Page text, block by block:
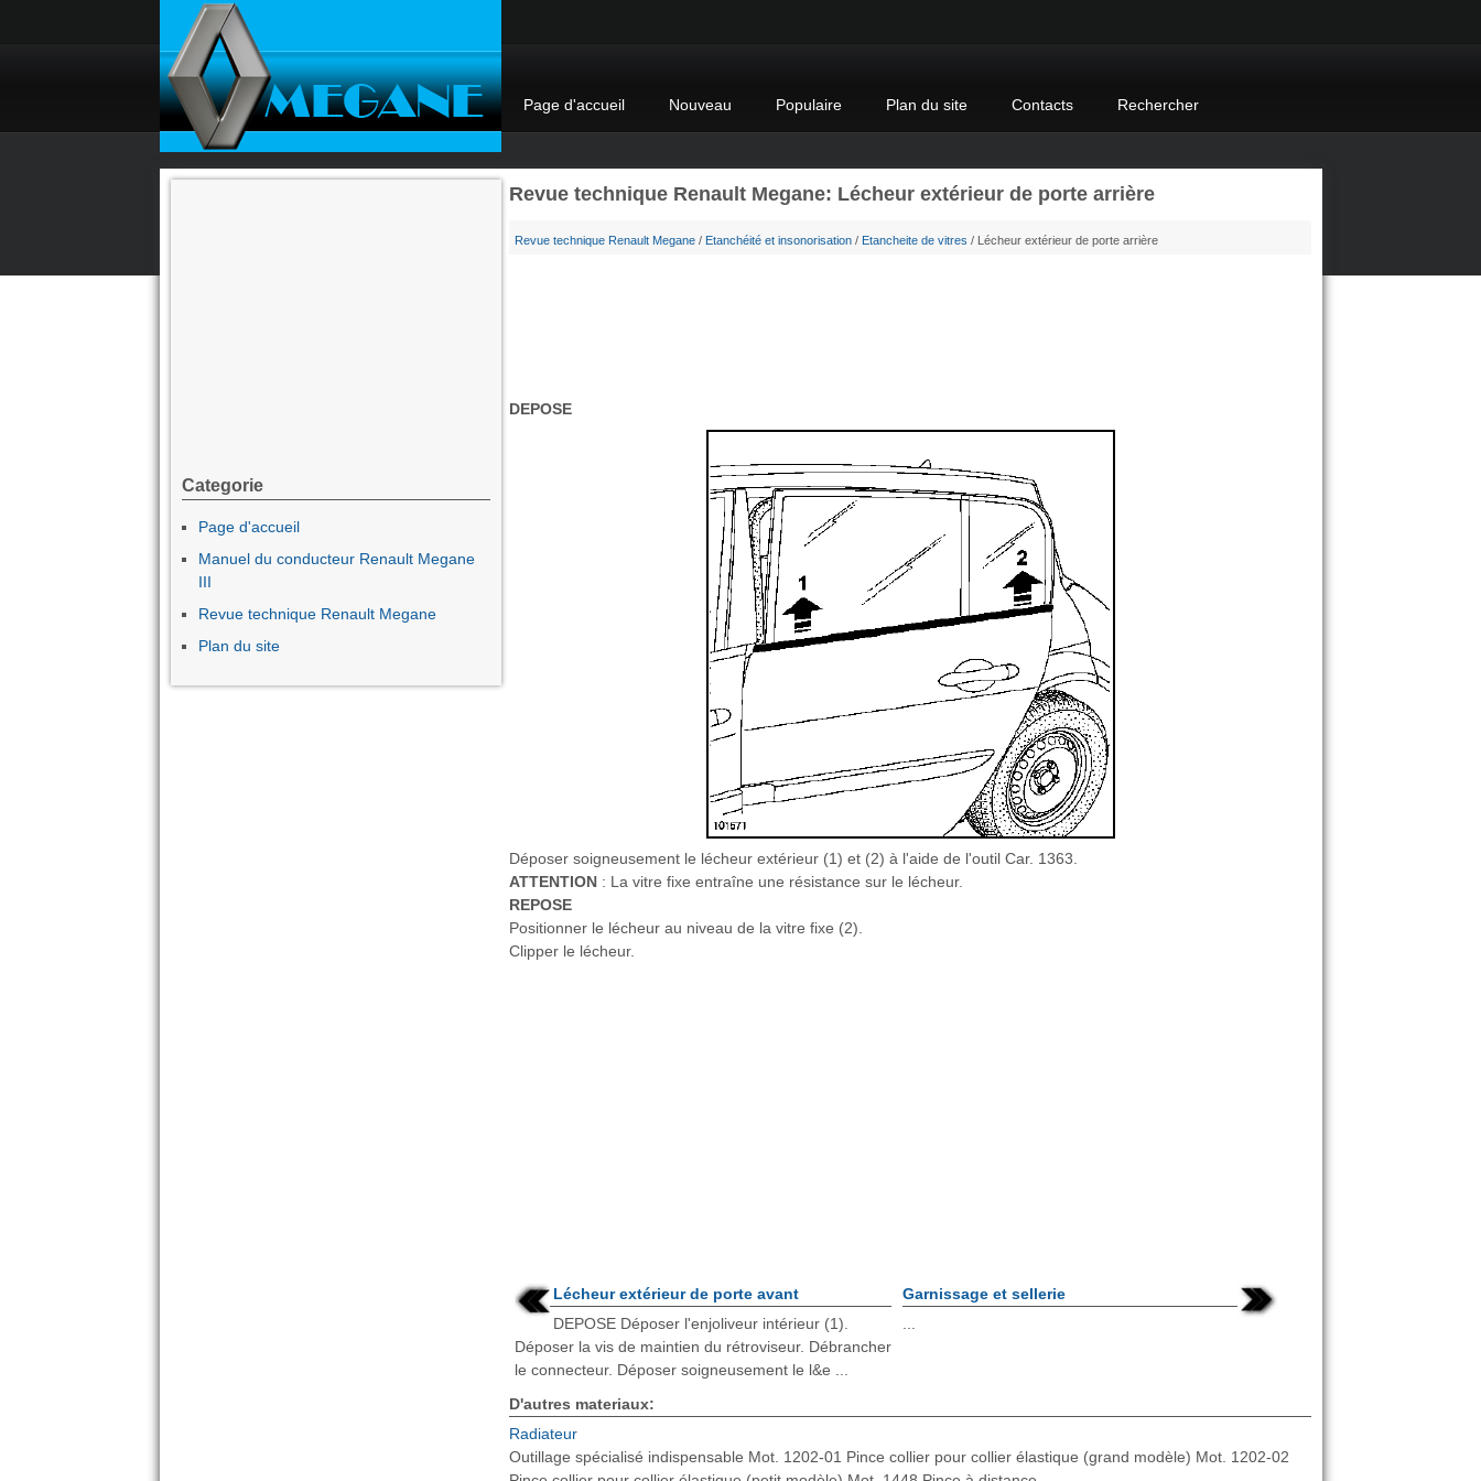
Page d'accueil Nouveau Populaire Plan du site Contacts Rechercher
Revue technique Renault Megane: Lécheur extérieur de porte arrière
Revue technique Renault Megane/ Etanchéité et insonorisation/ Etancheite de vitres / Lécheur extérieur de porte arrière
DEPOSE
Déposer soigneusement le lécheur extérieur (1) et (2) à l'aide de l'outil Car. 1363.
ATTENTION: La vitre fixe entraîne une résistance sur le lécheur.
REPOSE
Positionner le lécheur au niveau de la vitre fixe (2).
Clipper le lécheur.
Lécheur extérieur de porte avant
DEPOSE Déposer l'enjoliveur intérieur (1).
Déposer la vis de maintien du rétroviseur. Débrancher
le connecteur. Déposer soigneusement le l&e ...
Garnissage et sellerie
D'autres materiaux:
Radiateur
Outillage spécialisé indispensable Mot. 1202-01 Pince collier pour collier élastique (grand modèle) Mot. 1202-02
Categorie
Page d'accueil
Manuel du conducteur Renault Megane
III
Revue technique Renault Megane
Plan du site